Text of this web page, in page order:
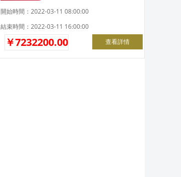
開始時間：2022-03-11 08:00:00
結束時間：2022-03-11 16:00:00
￥7232200.00 查看詳情